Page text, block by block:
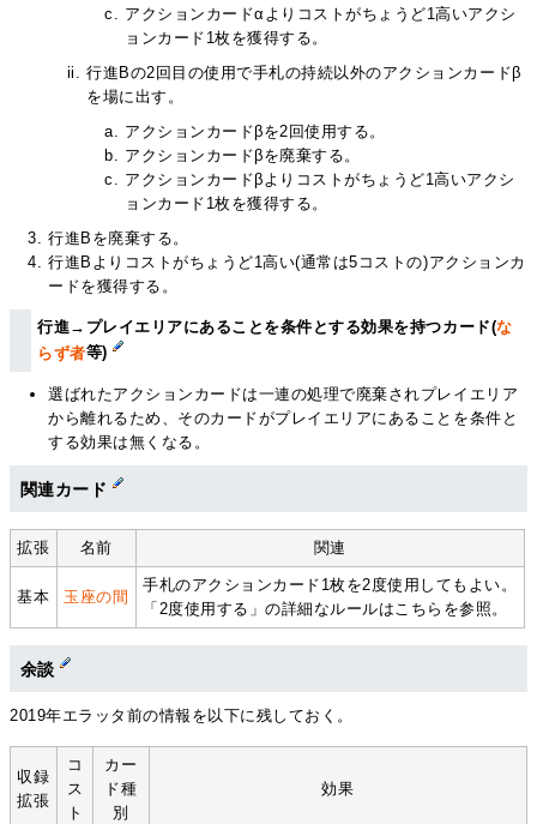
アクションカードαよりコストがちょうど1高いアクシ
ョンカード1枚を獲得する。
行進Bの2回目の使用で手札の持続以外のアクションカードβ
を場に出す。
アクションカードβを2回使用する。
アクションカードβを廃棄する。
アクションカードβよりコストがちょうど1高いアクシ
ョンカード1枚を獲得する。
行進Bを廃棄する。
行進Bよりコストがちょうど1高い(通常は5コストの)アクションカ
ードを獲得する。
行進→プレイエリアにあることを条件とする効果を持つカード(な
らず者等)
選ばれたアクションカードは一連の処理で廃棄されプレイエリア
から離れるため、そのカードがプレイエリアにあることを条件と
する効果は無くなる。
関連カード
拡張 名前 関連
基本 玉座の間
手札のアクションカード1枚を2度使用してもよい。
「2度使用する」の詳細なルールはこちらを参照。
余談
2019年エラッタ前の情報を以下に残しておく。
収録
拡張
コ
ス
ト
カー
ド種
別
効果